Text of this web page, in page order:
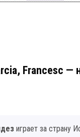
Francesc —
играет за страну